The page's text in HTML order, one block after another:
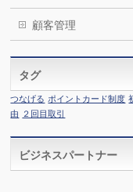
顧客管理
タグ
つなげる ポイントカード制度
由
２回目取引
ビジネスパートナー